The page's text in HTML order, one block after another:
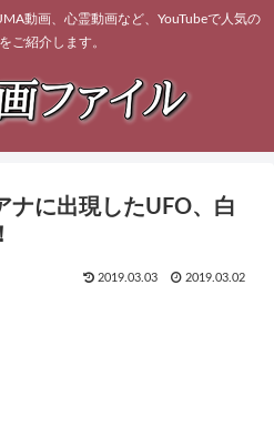
動画、心霊動画など、YouTubeで人気の
ご紹介します。
ナに出現したUFO、白
2019.03.03 2019.03.02